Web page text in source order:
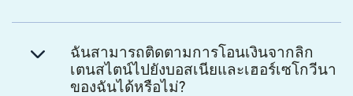
ฉันสามารถติดตามการโอนเงินจากลิก
เตนสไตน์ไปยังบอสเนียและเฮอร์เซโกวีนา
ของฉันได้หรือไม่?